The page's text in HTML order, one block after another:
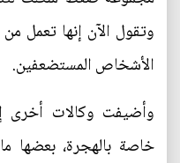
وتقول الآن إنها تعمل
الأشخاص المستضعفين.
وأضيفت وكالات أخرى
خاصة بالهجرة، بعضها